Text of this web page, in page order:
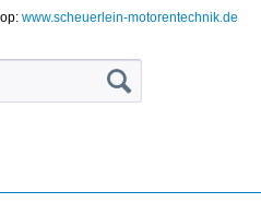
www.scheuerlein-motorentechnik.de